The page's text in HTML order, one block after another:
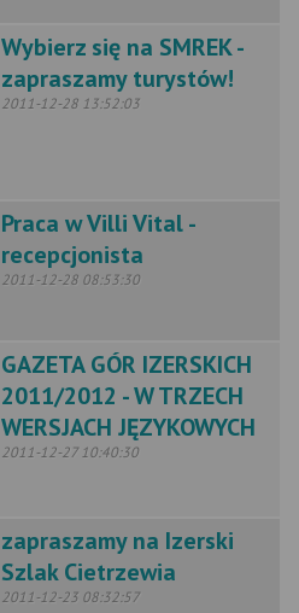
Wybierz się na SMREK -
zapraszamy turystów!
2011-12-28 13:52:03
Praca w Villi Vital -
recepcjonista
2011-12-28 08:53:30
GAZETA GÓR IZERSKICH
2011/2012 - W TRZECH
WERSJACH JĘZYKOWYCH
2011-12-27 10:40:30
zapraszamy na Izerski
Szlak Cietrzewia
2011-12-23 08:32:57